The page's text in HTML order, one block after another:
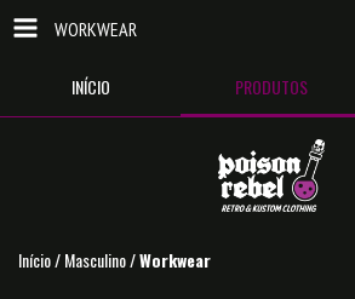
WORKWEAR
INÍCIO PRODUTOS
Início/Masculino/Workwear